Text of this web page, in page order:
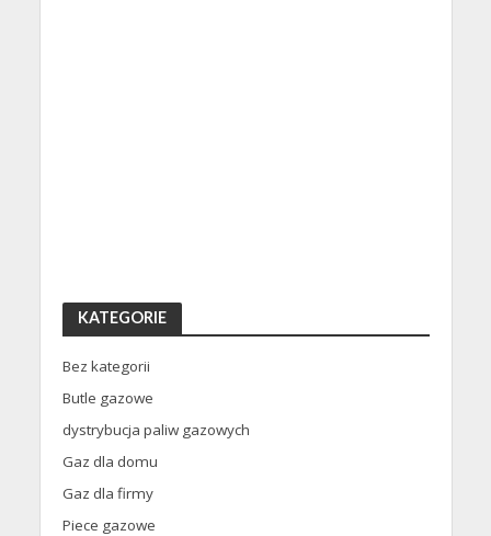
KATEGORIE
Bez kategorii
Butle gazowe
dystrybucja paliw gazowych
Gaz dla domu
Gaz dla firmy
Piece gazowe